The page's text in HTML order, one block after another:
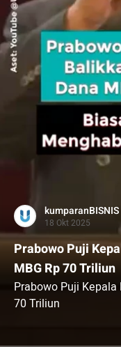
kumparanBISNIS
18 Okt 2025
Prabowo Puji
MBG Rp 70 Triliun
Prabowo Puji Kepala
70 Triliun